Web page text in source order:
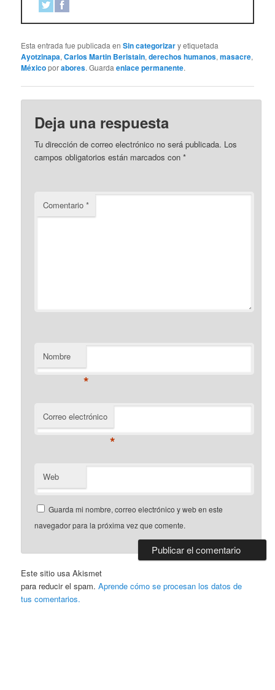
Esta entrada fue publicada enSin categorizary etiquetada
Ayotzinapa,Carlos Martin Beristain,derechos humanos,masacre,
Méxicoporabores. Guardaenlace permanente.
Deja una respuesta
Tu dirección de correo electrónico no será publicada. Los
campos obligatorios están marcados con*
Comentario*
Nombre
*
Correo electrónico
*
Web
Guarda mi nombre, correo electrónico y web en este
navegador para la próxima vez que comente.
Este sitio usa Akismet
para reducir el spam.Aprende cómo se procesan los datos de
tus comentarios.